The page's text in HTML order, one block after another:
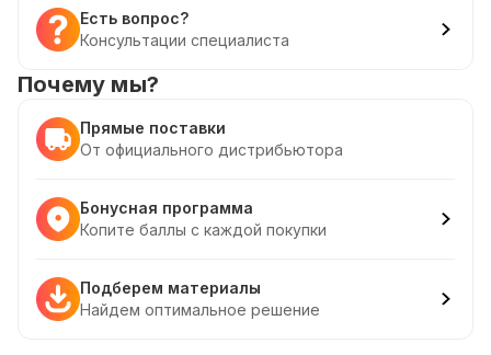
Есть вопрос?
Консультации специалиста
Почему мы?
Прямые поставки
От официального дистрибьютора
Бонусная программа
Копите баллы с каждой покупки
Подберем материалы
Найдем оптимальное решение